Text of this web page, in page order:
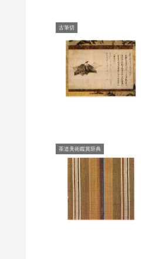
古筆切
茶道美術鑑賞辞典